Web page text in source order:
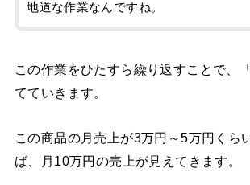
地道な作業なんですね。
この作業をひたすら繰り返すことで、
てていきます。
この商品の月売上が3万円～5万円くら
ば、月10万円の売上が見えてきます。